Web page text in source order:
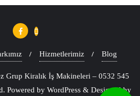
Hizmetlerimiz Blog
Grup Kiralık İş Makineleri – 0532 545
Powered by WordPress & Designed by